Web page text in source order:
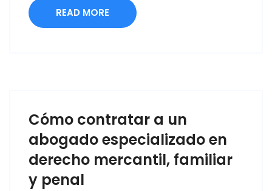
READ MORE
Cómo contratar a un
abogado especializado en
derecho mercantil, familiar
y penal